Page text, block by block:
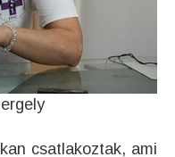
csatlakoztak, ami